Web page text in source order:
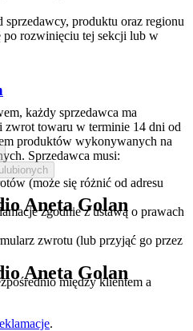
produktu oraz regionu
po rozwinięciu tej sekcji lub w
każdy sprzedawca ma
towaru w terminie 14 dni od
produktów wykonywanych na
Sprzedawca musi:
(może się różnić od adresu
zgodnie z ustawą o prawach
zwrotu (lub przyjąć go przez
między klientem a
.
Aneta Golan
Aneta Golan